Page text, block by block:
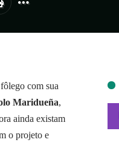
com sua
Maridueña,
ainda existam
o projeto e